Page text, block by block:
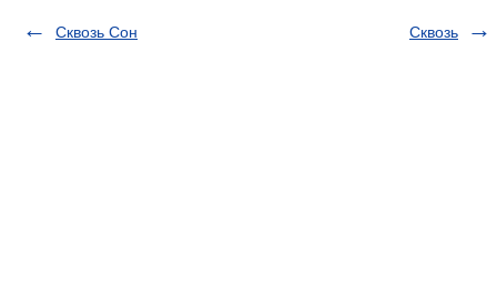
Сквозь Сон Сквозь